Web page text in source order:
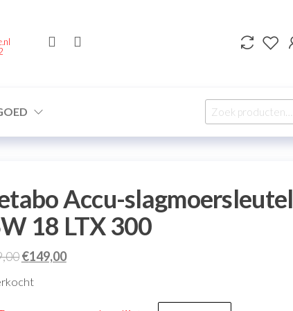
Accu-slagmoersleutel
18 LTX 300
€149,00